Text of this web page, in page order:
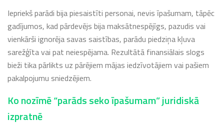
Iepriekš parādi bija piesaistīti personai, nevis īpašumam, tāpēc
gadījumos, kad pārdevējs bija maksātnespējīgs, pazudis vai
vienkārši ignorēja savas saistības, parādu piedziņa kļuva
sarežģīta vai pat neiespējama. Rezultātā finansiālais slogs
bieži tika pārlikts uz pārējiem mājas iedzīvotājiem vai pašiem
pakalpojumu sniedzējiem.
Ko nozīmē “parāds seko īpašumam” juridiskā
izpratnē